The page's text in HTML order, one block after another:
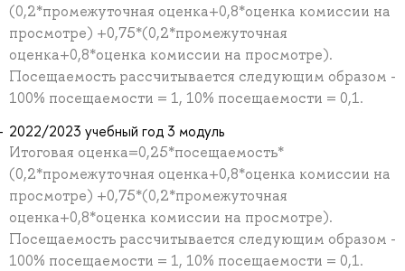
(0,2*промежуточная оценка+0,8*оценка комиссии на
просмотре) +0,75*(0,2*промежуточная
оценка+0,8*оценка комиссии на просмотре).
Посещаемость рассчитывается следующим образом -
100% посещаемости = 1, 10% посещаемости = 0,1.
2022/2023 учебный год 3 модуль
Итоговая оценка=0,25*посещаемость*
(0,2*промежуточная оценка+0,8*оценка комиссии на
просмотре) +0,75*(0,2*промежуточная
оценка+0,8*оценка комиссии на просмотре).
Посещаемость рассчитывается следующим образом -
100% посещаемости = 1, 10% посещаемости = 0,1.